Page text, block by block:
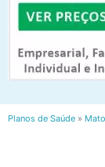
Planos de Saúde »